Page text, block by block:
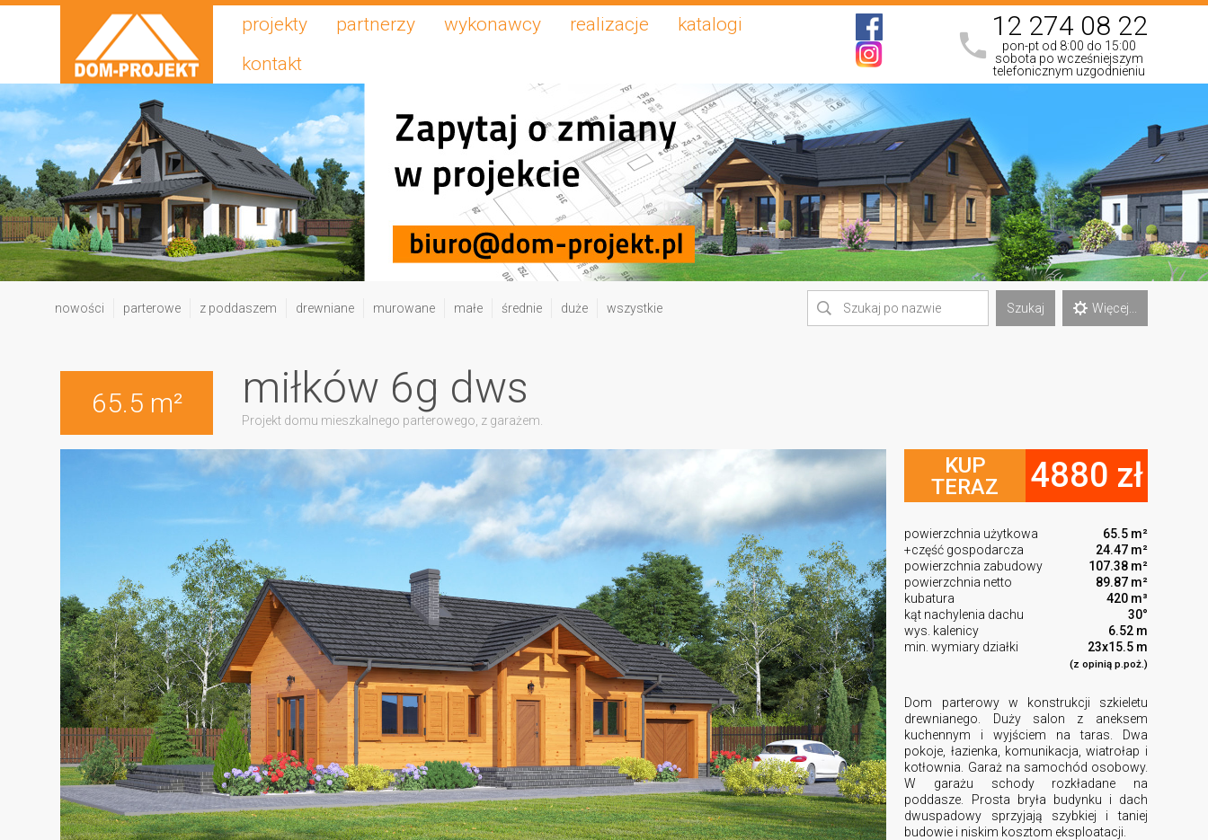
projekty partnerzy wykonawcy realizacje
katalogi
kontakt
12 274 08 22
pon-pt od 8:00 do 15:00
sobota po wcześniejszym
telefonicznym uzgodnieniu
nowości parterowe z poddaszem drewniane murowane małe średnie duże wszystkie Szukaj Więcej...
65.5 m² miłków 6g dws
Projekt domu mieszkalnego parterowego, z garażem.
KUP
TERAZ
4880 zł
powierzchnia użytkowa
65.5 m²
+część gospodarcza
24.47 m²
powierzchnia zabudowy
107.38 m²
powierzchnia netto
89.87 m²
kubatura
420 m³
kąt nachylenia dachu
30°
wys. kalenicy
6.52 m
min. wymiary działki
23x15.5 m
(z opinią p.poż.)
Dom parterowy w konstrukcji szkieletu
drewnianego. Duży salon z aneksem
kuchennym i wyjściem na taras. Dwa
pokoje, łazienka, komunikacja, wiatrołap i
kotłownia. Garaż na samochód osobowy.
W garażu schody rozkładane na
poddasze. Prosta bryła budynku i dach
dwuspadowy sprzyjają szybkiej i taniej
budowie i niskim kosztom eksploatacji.